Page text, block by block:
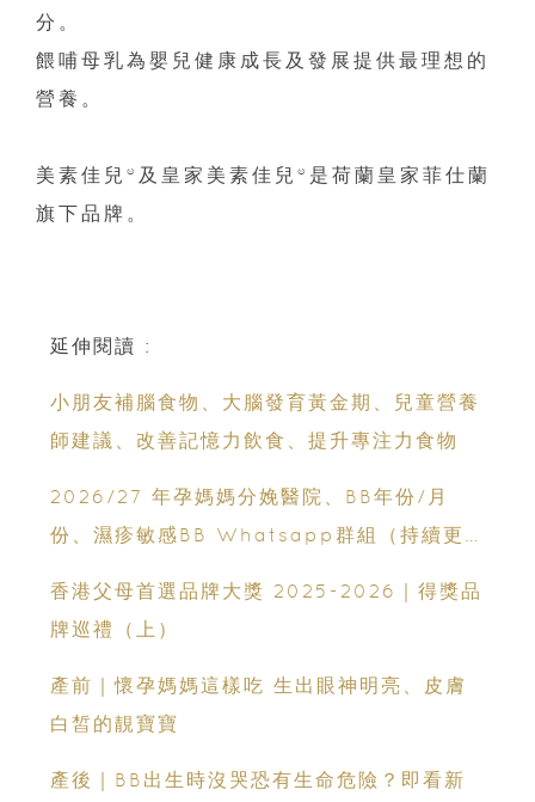
分。
餵哺母乳為嬰兒健康成長及發展提供最理想的
營養。
美素佳兒®及皇家美素佳兒®是荷蘭皇家菲仕蘭
旗下品牌。
延伸閱讀 :
小朋友補腦食物、大腦發育黃金期、兒童營養
師建議、改善記憶力飲食、提升專注力食物
2026/27 年孕媽媽分娩醫院、BB年份/月
份、濕疹敏感BB Whatsapp群組（持續更
香港父母首選品牌大獎 2025-2026｜得獎品
牌巡禮（上）
產前｜懷孕媽媽這樣吃 生出眼神明亮、皮膚
白皙的靚寶寶
產後｜BB出生時沒哭恐有生命危險？即看新